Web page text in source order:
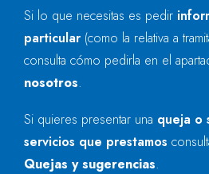
Si lo que necesitas es pedir
particular (como la relativa a
consulta cómo pedirla en el
nosotros.
Si quieres presentar una queja o
servicios que prestamos
Quejas y sugerencias.